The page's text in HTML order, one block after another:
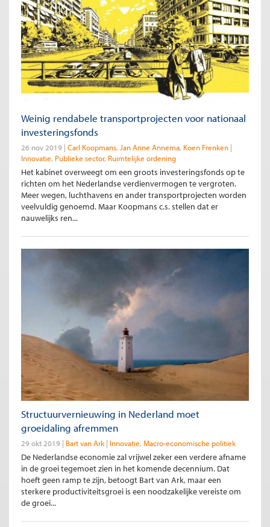
Weinig rendabele transportprojecten voor nationaal
investeringsfonds
26 nov 2019 Carl Koopmans Jan Anne Annema Koen Frenken
Innovatie Publieke sector Ruimtelijke ordening
Het kabinet overweegt om een groots investeringsfonds op te
richten om het Nederlandse verdienvermogen te vergroten.
Meer wegen, luchthavens en ander transportprojecten worden
veelvuldig genoemd. Maar Koopmans c.s. stellen dat er
nauwelijks ren...
Structuurvernieuwing in Nederland moet
groeidaling afremmen
29 okt 2019 Bart van Ark Innovatie Macro-economische politiek
De Nederlandse economie zal vrijwel zeker een verdere afname
in de groei tegemoet zien in het komende decennium. Dat
hoeft geen ramp te zijn, betoogt Bart van Ark, maar een
sterkere productiviteitsgroei is een noodzakelijke vereiste om
de groei...